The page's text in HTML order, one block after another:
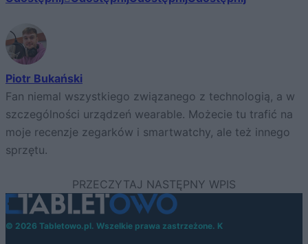
Piotr Bukański
Fan niemal wszystkiego związanego z technologią, a w
szczególności urządzeń wearable. Możecie tu trafić na
moje recenzje zegarków i smartwatchy, ale też innego
sprzętu.
© 2026 Tabletowo.pl. Wszelkie prawa zastrzeżone. K